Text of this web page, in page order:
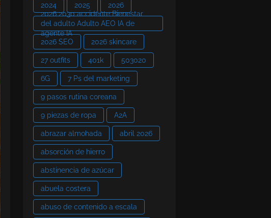
2024 2025
2026
2026 2030 accidente Bienestar
del adulto Adulto AEO IA de
agente IA
2026 SEO
2026 skincare
27 outfits 401k 503020
6G 7 Ps del marketing
9 pasos rutina coreana
9 piezas de ropa A2A
abrazar almohada abril 2026
absorción de hierro
abstinencia de azúcar
abuela costera
abuso de contenido a escala